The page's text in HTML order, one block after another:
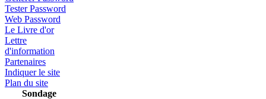
Tester Password
Web Password
Le Livre d'or
Lettre
d'information
Partenaires
Indiquer le site
Plan du site
Sondage